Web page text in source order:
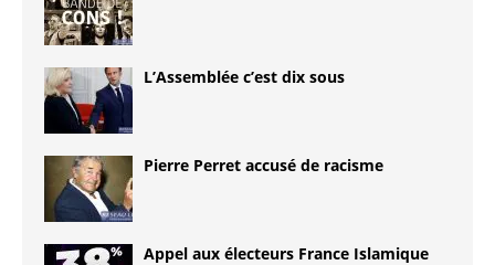
L’Assemblée c’est dix sous
Pierre Perret accusé de racisme
Appel aux électeurs France Islamique